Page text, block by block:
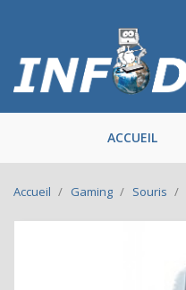
ACCUEIL
Accueil Gaming Souris